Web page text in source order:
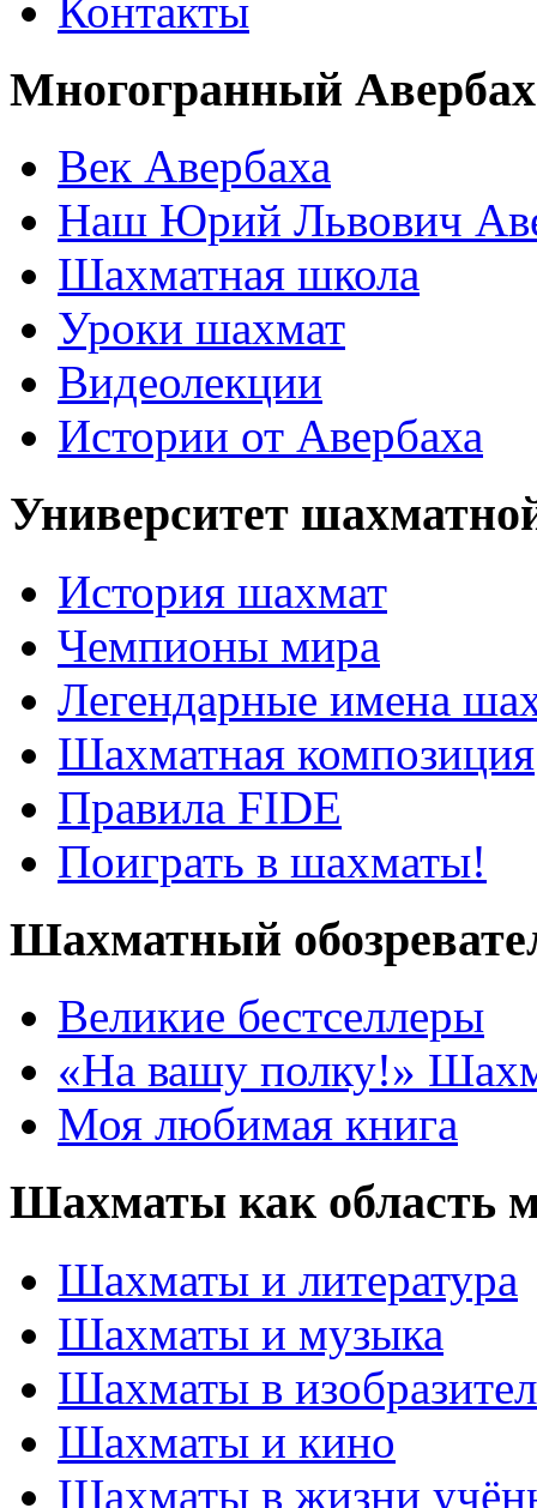
Контакты
Многогранный Авербах
Век Авербаха
Наш Юрий Львович
Шахматная школа
Уроки шахмат
Видеолекции
Истории от Авербаха
Университет
История шахмат
Чемпионы мира
Легендарные имена
Шахматная композиция
Правила FIDE
Поиграть в шахматы!
Шахматный
Великие бестселлеры
«На вашу полку!»
Моя любимая книга
Шахматы как область
Шахматы и литература
Шахматы и музыка
Шахматы в
Шахматы и кино
Шахматы в жизни